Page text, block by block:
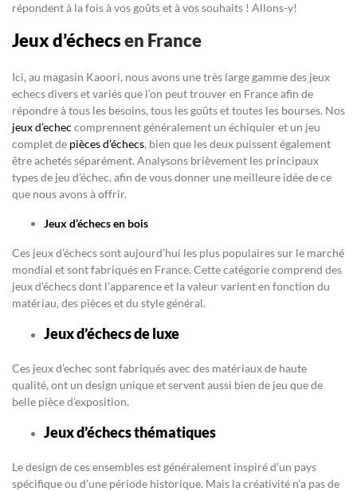
répondent à la fois à vos goûts et à vos souhaits ! Allons-y!
Jeux d’échecsen France
Ici, au magasin Kaoori, nous avons une très large gamme des jeux
echecs divers et variés que l’on peut trouver en France afin de
répondre à tous les besoins, tous les goûts et toutes les bourses. Nos
jeux d’echec comprennent généralement un échiquier et un jeu
complet de pièces d’échecs, bien que les deux puissent également
être achetés séparément. Analysons brièvement les principaux
types de jeu d’échec, afin de vous donner une meilleure idée de ce
que nous avons à offrir.
Jeux d’échecs en bois
Ces jeux d’échecs sont aujourd’hui les plus populaires sur le marché
mondial et sont fabriqués en France. Cette catégorie comprend des
jeux d’échecs dont l’apparence et la valeur varient en fonction du
matériau, des pièces et du style général.
Jeux d’échecs de luxe
Ces jeux d’echec sont fabriqués avec des matériaux de haute
qualité, ont un design unique et servent aussi bien de jeu que de
belle pièce d’exposition.
Jeux d’échecs thématiques
Le design de ces ensembles est généralement inspiré d’un pays
spécifique ou d’une période historique. Mais la créativité n’a pas de